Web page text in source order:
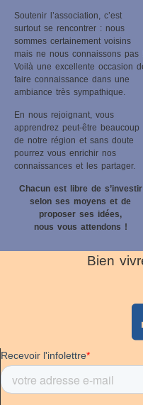
Soutenir l’association, c’est
surtout se rencontrer : nous
sommes certainement voisins
mais ne nous connaissons pas
Voilà une excellente occasion
faire connaissance dans une
ambiance très sympathique.
En nous rejoignant, vous
apprendrez peut-être beaucoup
de notre région et sans doute
pourrez vous enrichir nos
connaissances et les partager.
Chacun est libre de s’investir
selon ses moyens et de
proposer ses idées,
nous vous attendons !
Bien